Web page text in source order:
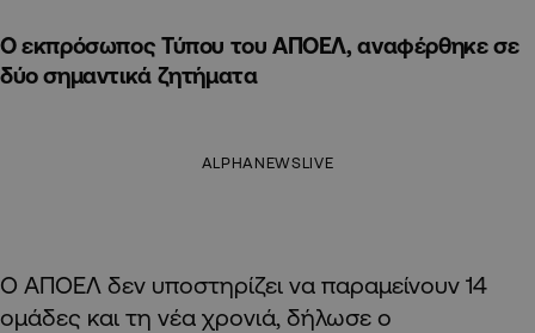
Ο εκπρόσωπος Τύπου του ΑΠΟΕΛ, αναφέρθηκε σε
δύο σημαντικά ζητήματα
ALPHANEWSLIVE
Ο ΑΠΟΕΛ δεν υποστηρίζει να παραμείνουν 14
ομάδες και τη νέα χρονιά, δήλωσε ο